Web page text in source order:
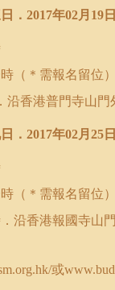
． 2017年02月 19
（＊需報名留位
沿香港普門寺山
． 2017年02月25
（＊需報名留位
沿香港報國寺山
/或